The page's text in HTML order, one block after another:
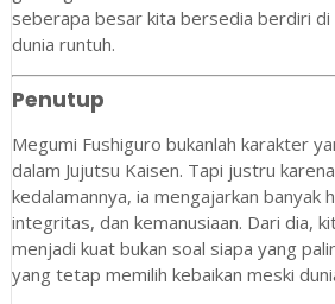
seberapa besar kita bersedia berdiri
dunia runtuh.
Penutup
Megumi Fushiguro bukanlah karakter
dalam Jujutsu Kaisen. Tapi justru
kedalamannya, ia mengajarkan banyak
integritas, dan kemanusiaan. Dari dia,
menjadi kuat bukan soal siapa yang
yang tetap memilih kebaikan meski